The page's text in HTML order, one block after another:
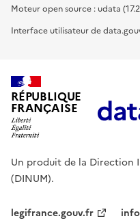
Moteur open source : udata
Interface utilisateur de
RÉPUBLIQUE
FRANÇAISE
Un produit de la Direction
(DINUM).
legifrance.gouv.fr